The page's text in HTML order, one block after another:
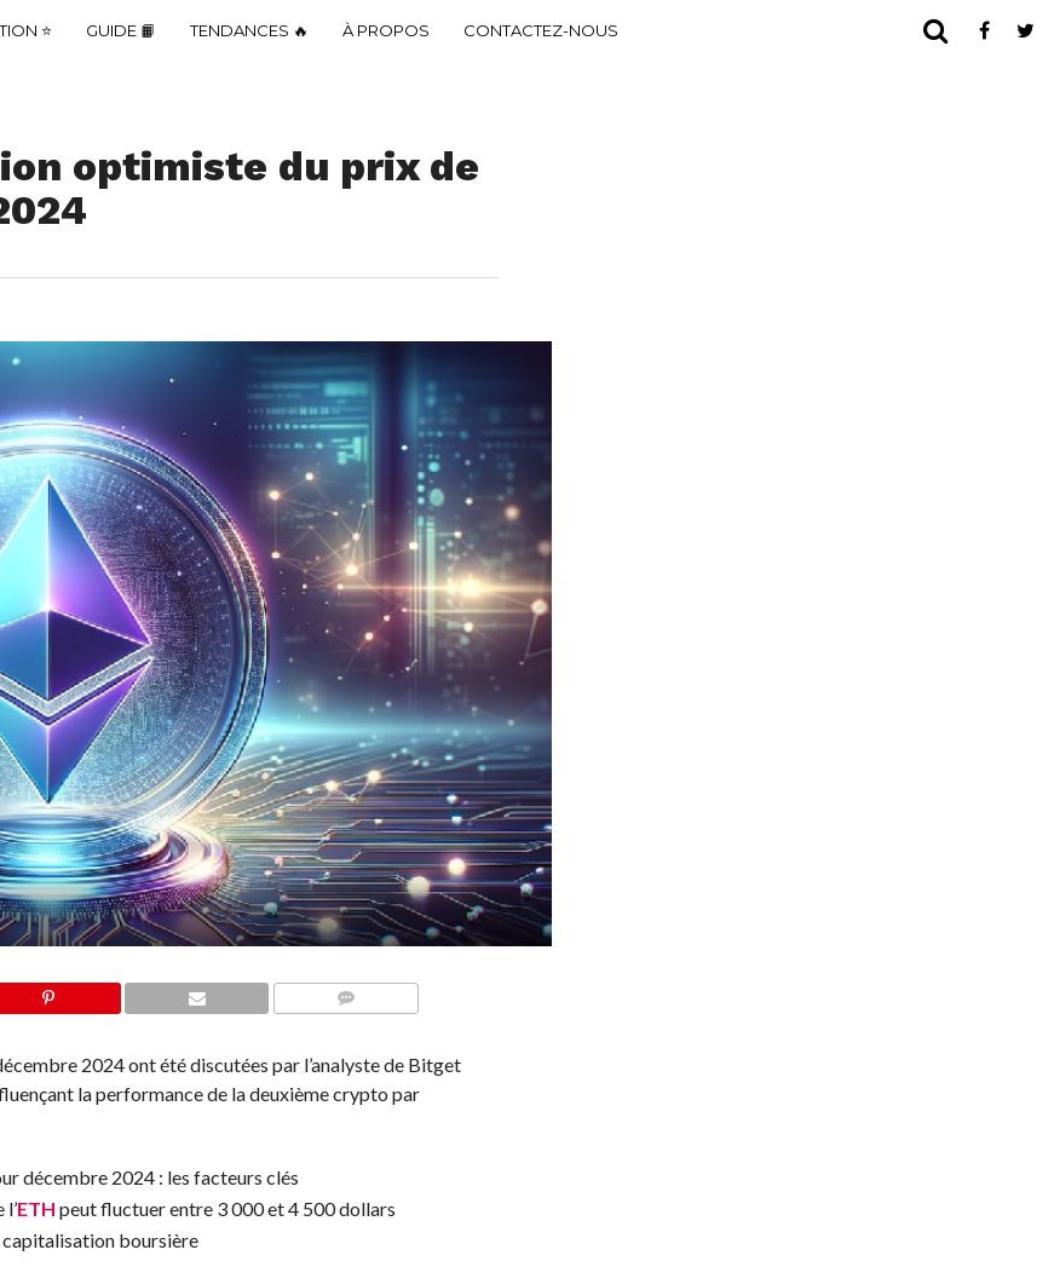
⭐ GUIDE 📙 TENDANCES 🔥 À PROPOS CONTACTEZ-NOUS
optimiste du prix de
2024 ont été discutées par l’analyste de Bitget
la performance de la deuxième crypto par
décembre 2024 : les facteurs clés
ETH peut fluctuer entre 3 000 et 4 500 dollars
boursière